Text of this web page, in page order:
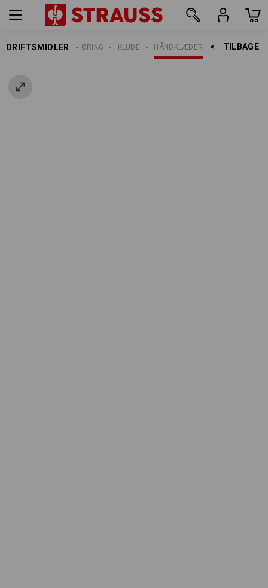
DRIFTSMIDLER TILBAGE    >
HÅNDKLÆDER
KLUDE
RENGØRING